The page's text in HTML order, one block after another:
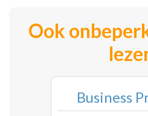
Ook
Business